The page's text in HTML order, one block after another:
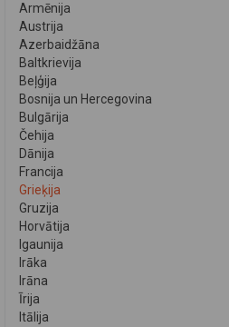
Armēnija
Austrija
Azerbaidžāna
Baltkrievija
Beļģija
Bosnija un Hercegovina
Bulgārija
Čehija
Dānija
Francija
Grieķija
Gruzija
Horvātija
Igaunija
Irāka
Irāna
Īrija
Itālija